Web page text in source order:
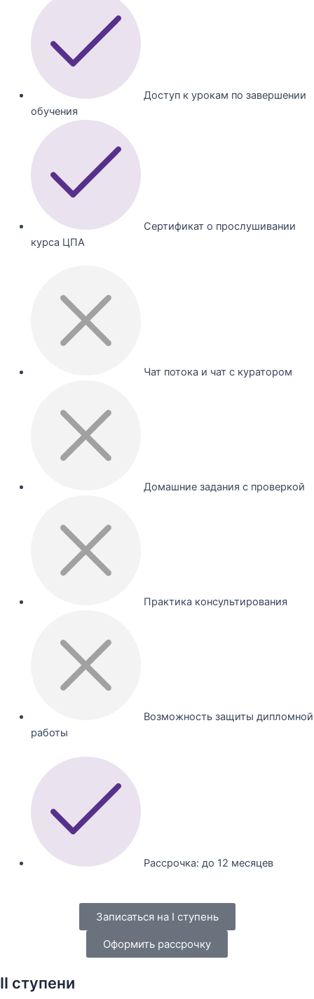
Доступ к урокам по завершении
обучения
Сертификат о прослушивании
курса ЦПА
Чат потока и чат с куратором
Домашние задания с проверкой
Практика консультирования
Возможность защиты дипломной
работы
Рассрочка: до 12 месяцев
Записаться на I ступень
Оформить рассрочку
II ступени